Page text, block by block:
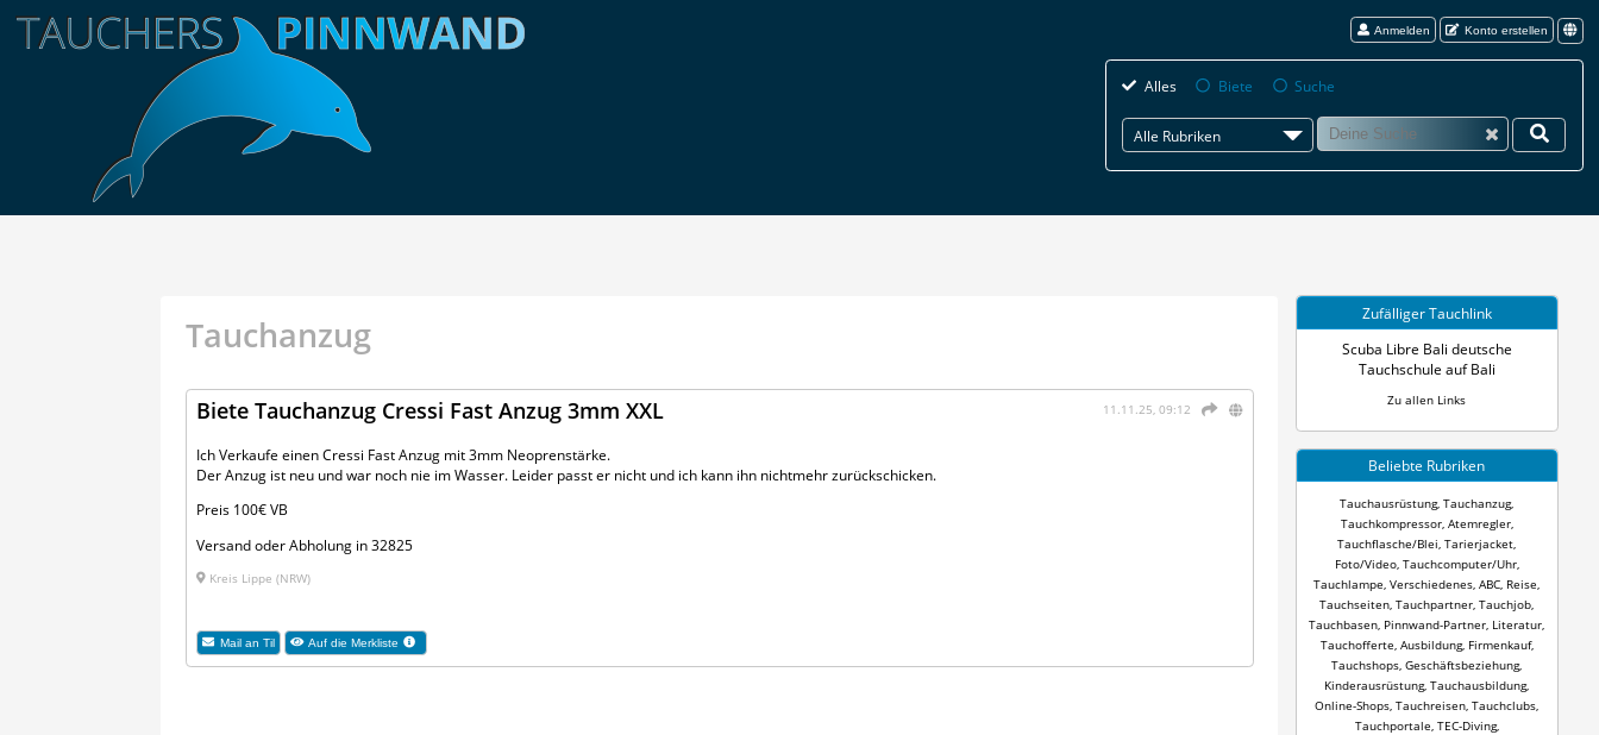
Anmelden Konto erstellen
Alles Biete Suche
Alle Rubriken
Tauchanzug
11.11.25, 09:12
Biete Tauchanzug Cressi Fast Anzug 3mm XXL
Ich Verkaufe einen Cressi Fast Anzug mit 3mm Neoprenstärke.
Der Anzug ist neu und war noch nie im Wasser. Leider passt er nicht und ich kann ihn nichtmehr zurückschicken.
Preis 100€ VB
Versand oder Abholung in 32825
Kreis Lippe (NRW)
Mail an Til Auf die Merkliste
Zufälliger Tauchlink
Scuba Libre Bali deutsche
Tauchschule auf Bali
Zu allen Links
Beliebte Rubriken
Tauchausrüstung, Tauchanzug,
Tauchkompressor, Atemregler,
Tauchflasche/Blei Tarierjacket
Foto/Video, Tauchcomputer/Uhr,
Tauchlampe Verschiedenes ABC Reise
Tauchseiten Tauchpartner Tauchjob
Tauchbasen Pinnwand-Partner Literatur
Tauchofferte Ausbildung, Firmenkauf,
Tauchshops Geschäftsbeziehung,
Kinderausrüstung, Tauchausbildung,
Online-Shops Tauchreisen Tauchclubs
Tauchportale TEC-Diving,